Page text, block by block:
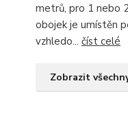
metrů, pro 1 nebo
obojek je umístěn
vzhledo... číst celé
Zobrazit